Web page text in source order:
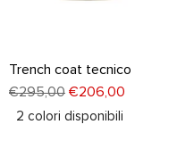
Trench coat tecnico
€295,00 €206,00
2 colori disponibili